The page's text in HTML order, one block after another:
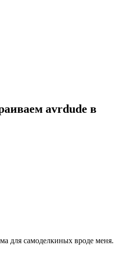
avrdude в
для самоделкиных вроде меня.